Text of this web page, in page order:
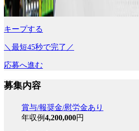
キープする
＼最短45秒で完了／
応募へ進む
募集内容
賞与/報奨金/慰労金あり
年収例4,200,000円